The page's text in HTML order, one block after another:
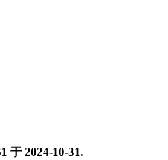
于 2024-10-31.